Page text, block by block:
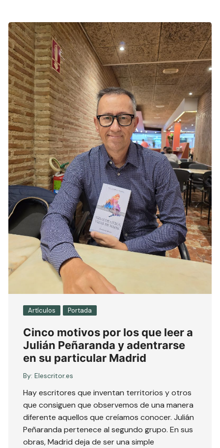
Artículos Portada
Cinco motivos por los que leer a
Julián Peñaranda y adentrarse
en su particular Madrid
By: Elescritor.es
Hay escritores que inventan territorios y otros
que consiguen que observemos de una manera
diferente aquellos que creíamos conocer. Julián
Peñaranda pertenece al segundo grupo. En sus
obras, Madrid deja de ser una simple